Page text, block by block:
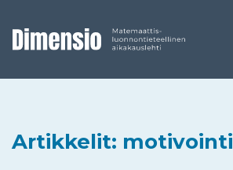
Artikkelit: motivointi